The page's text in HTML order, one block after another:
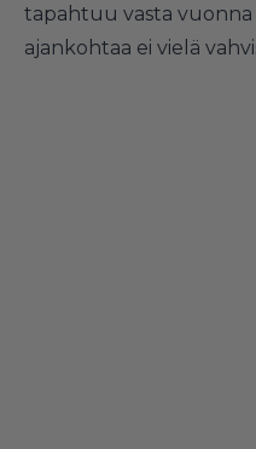
tapahtuu vasta vuonna
ajankohtaa ei vielä